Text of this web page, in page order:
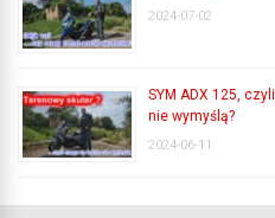
2024-07-02
SYM ADX 125,
nie wymyślą?
2024-06-11